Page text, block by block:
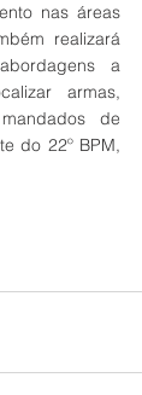
nas áreas
realizará
a
armas,
de
do 22º BPM,